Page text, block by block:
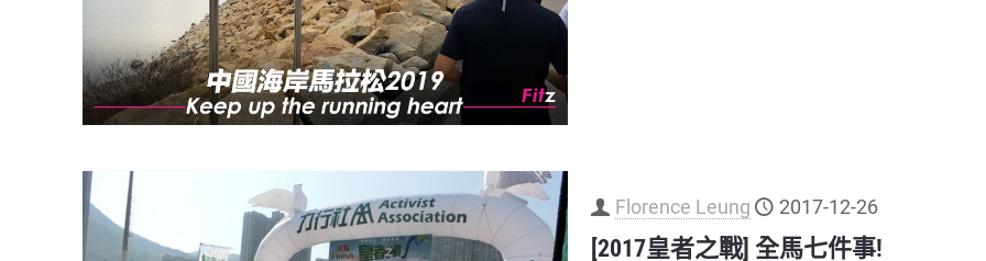
Florence Leung 2017-12-26
[2017皇者之戰] 全馬七件事!